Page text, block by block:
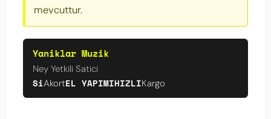
mevcuttur.
Yaniklar Muzik
Ney Yetkili Satici
SiAkortEL YAPIMIHIZLIKargo